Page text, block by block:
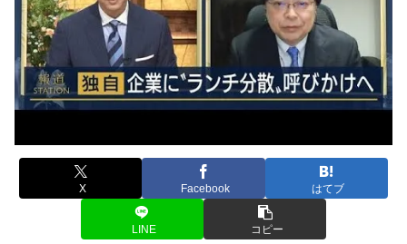
X Facebook はてブ
LINE コピー